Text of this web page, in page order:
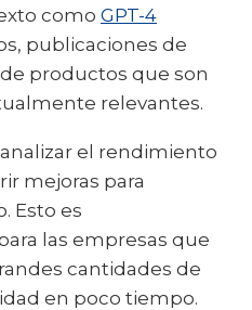
como GPT-4
publicaciones de
productos que son
relevantes.
el rendimiento
mejoras para
Esto es
las empresas que
cantidades de
en poco tiempo.